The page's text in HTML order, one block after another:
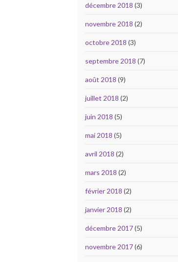
décembre 2018 (3)
novembre 2018 (2)
octobre 2018 (3)
septembre 2018 (7)
août 2018 (9)
juillet 2018 (2)
juin 2018 (5)
mai 2018 (5)
avril 2018 (2)
mars 2018 (2)
février 2018 (2)
janvier 2018 (2)
décembre 2017(5)
novembre 2017(6)